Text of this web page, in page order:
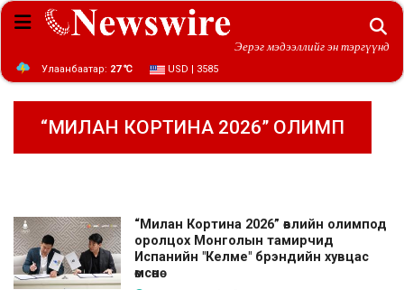
Эерэг мэдээллийг эн тэргүүнд
Улаанбаатар: 27 ℃ USD | 3585
“МИЛАН КОРТИНА 2026” ОЛИМП
“Милан Кортина 2026” өвлийн олимпод
оролцох Монголын тамирчид
Испанийн "Келме" брэндийн хувцас
өмсөнө